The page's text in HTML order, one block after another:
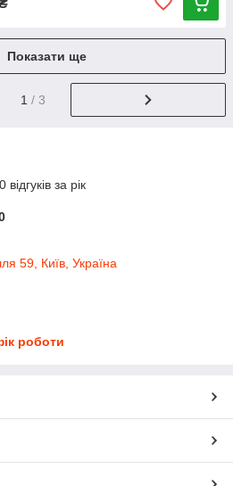
Показати ще
1 / 3
за рік
59, Київ, Україна
роботи